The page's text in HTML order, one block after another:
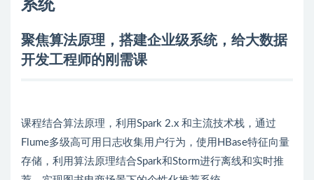
系统
聚焦算法原理，搭建企业级系统，给大数据
开发工程师的刚需课
课程结合算法原理，利用Spark 2.x 和主流技术栈，通过
Flume多级高可用日志收集用户行为，使用HBase特征向量
存储，利用算法原理结合Spark和Storm进行离线和实时推